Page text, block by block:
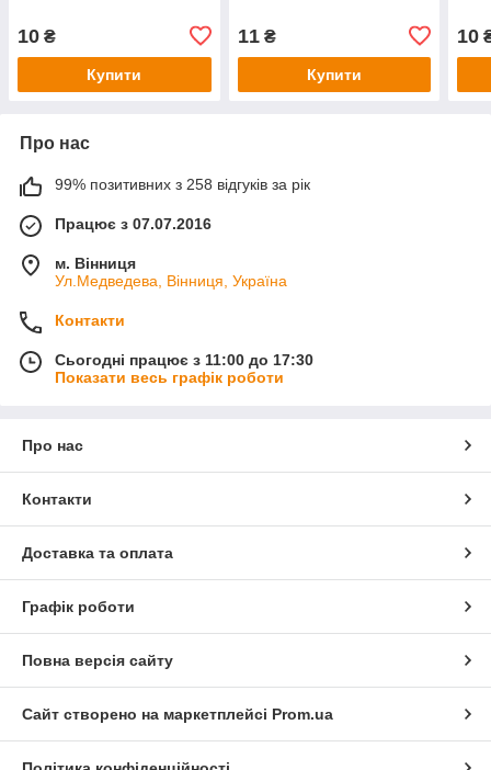
10 ₴
Купити
11₴
Купити
10
Про нас
99% позитивних з 258 відгуків за рік
Працює з 07.07.2016
м. Вінниця
Ул.Медведева, Вінниця, Україна
Контакти
Сьогодні працює з 11:00 до 17:30
Показати весь графік роботи
Про нас
Контакти
Доставка та оплата
Графік роботи
Повна версія сайту
Сайт створено на маркетплейсі Prom.ua